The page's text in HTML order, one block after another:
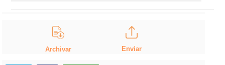
Archivar Enviar